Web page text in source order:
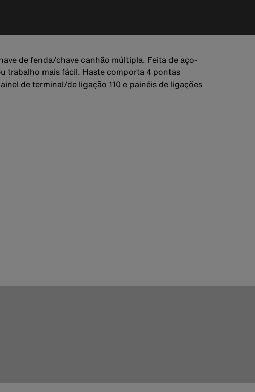
de fenda/chave canhão múltipla. Feita de aço-
trabalho mais fácil. Haste comporta 4 pontas
de terminal/de ligação 110 e painéis de ligações